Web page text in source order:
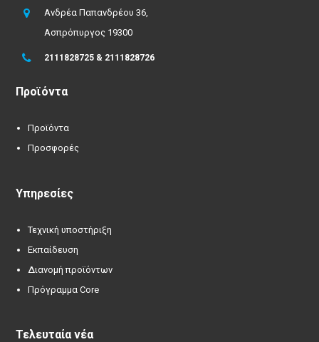
Ανδρέα Παπανδρέου 36,
Ασπρόπυργος 19300
2111828725 & 2111828726
Προϊόντα
Προϊόντα
Προσφορές
Υπηρεσίες
Τεχνική υποστήριξη
Εκπαίδευση
Διανομή προϊόντων
Πρόγραμμα Core
Τελευταία νέα